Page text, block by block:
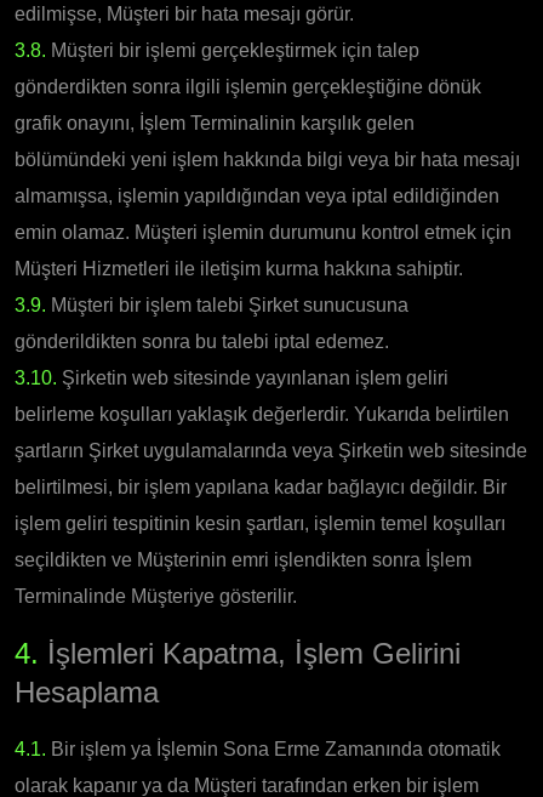
edilmişse, Müşteri bir hata mesajı görür.
3.8. Müşteri bir işlemi gerçekleştirmek için talep
gönderdikten sonra ilgili işlemin gerçekleştiğine dönük
grafik onayını, İşlem Terminalinin karşılık gelen
bölümündeki yeni işlem hakkında bilgi veya bir hata mesajı
almamışsa, işlemin yapıldığından veya iptal edildiğinden
emin olamaz. Müşteri işlemin durumunu kontrol etmek için
Müşteri Hizmetleri ile iletişim kurma hakkına sahiptir.
3.9. Müşteri bir işlem talebi Şirket sunucusuna
gönderildikten sonra bu talebi iptal edemez.
3.10. Şirketin web sitesinde yayınlanan işlem geliri
belirleme koşulları yaklaşık değerlerdir. Yukarıda belirtilen
şartların Şirket uygulamalarında veya Şirketin web sitesinde
belirtilmesi, bir işlem yapılana kadar bağlayıcı değildir. Bir
işlem geliri tespitinin kesin şartları, işlemin temel koşulları
seçildikten ve Müşterinin emri işlendikten sonra İşlem
Terminalinde Müşteriye gösterilir.
4. İşlemleri Kapatma, İşlem Gelirini
Hesaplama
4.1. Bir işlem ya İşlemin Sona Erme Zamanında otomatik
olarak kapanır ya da Müşteri tarafından erken bir işlem